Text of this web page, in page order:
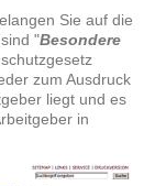
Sie auf die
"Besondere
zum Ausdruck
liegt und es
in